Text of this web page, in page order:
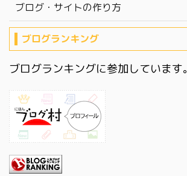
ブログ・サイトの作り方
ブログランキング
ブログランキングに参加しています。